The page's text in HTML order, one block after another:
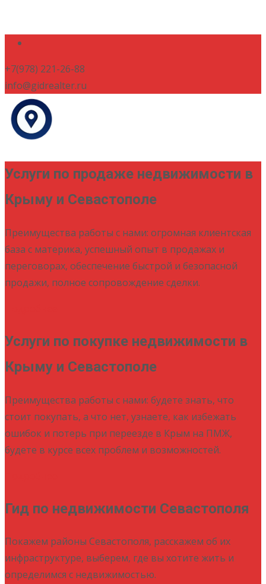
+7(978) 221-26-88
info@gidrealter.ru
Услуги по продаже недвижимости в
Крыму и Севастополе
Преимущества работы с нами: огромная клиентская
база с материка, успешный опыт в продажах и
переговорах, обеспечение быстрой и безопасной
продажи, полное сопровождение сделки.
Услуги по покупке недвижимости в
Крыму и Севастополе
Преимущества работы с нами: будете знать, что
стоит покупать, а что нет, узнаете, как избежать
ошибок и потерь при переезде в Крым на ПМЖ,
будете в курсе всех проблем и возможностей.
Гид по недвижимости Севастополя
Покажем районы Севастополя, расскажем об их
инфраструктуре, выберем, где вы хотите жить и
определимся с недвижимостью.